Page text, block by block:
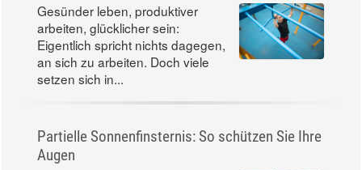
Gesünder leben, produktiver
arbeiten, glücklicher sein:
Eigentlich spricht nichts dagegen,
an sich zu arbeiten. Doch viele
setzen sich in...
Partielle Sonnenfinsternis: So schützen Sie Ihre
Augen